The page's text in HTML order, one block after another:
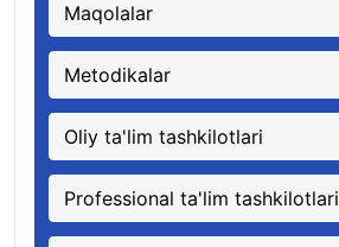
Maqolalar
Metodikalar
Oliy ta'lim tashkilotlari
Professional ta'lim tashkilotlari